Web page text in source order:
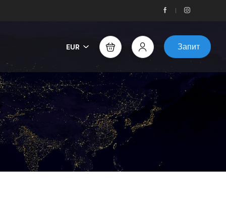
EUR Запит